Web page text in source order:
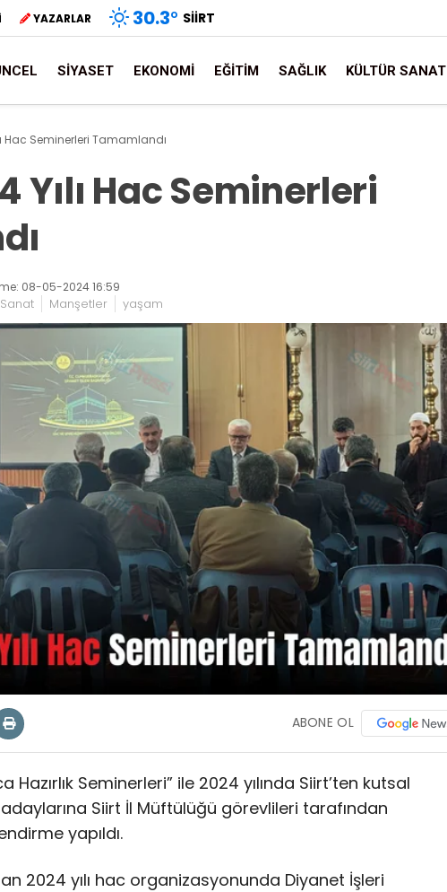
YAZARLAR 30.3° SIIRT
SIYASET EKONOMI EĞITIM SAĞLIK KÜLTÜR SANAT
Hac Seminerleri Tamamlandı
Yılı Hac Seminerleri
08-05-2024 16:59
Manşetler yaşam
ABONE OL
Hazırlık Seminerleri” ile 2024 yılında Siirt’ten kutsal
Siirt İl Müftülüğü görevlileri tarafından
yapıldı.
2024 yılı hac organizasyonunda Diyanet İşleri